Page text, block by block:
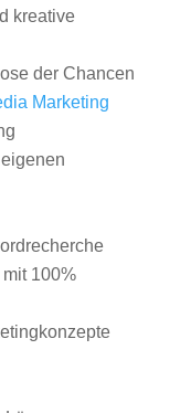
kreative
der Chancen
Marketing
100%